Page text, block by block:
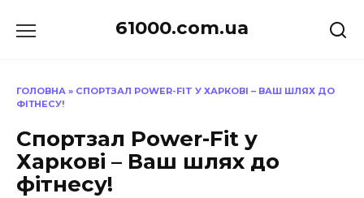
до
61000.com.ua
ГОЛОВНА » СПОРТЗАЛ POWER-FIT У ХАРКОВІ – ВАШ ШЛЯХ ДО
ФІТНЕСУ!
Спортзал Power-Fit у
Харкові – Ваш шлях до
фітнесу!